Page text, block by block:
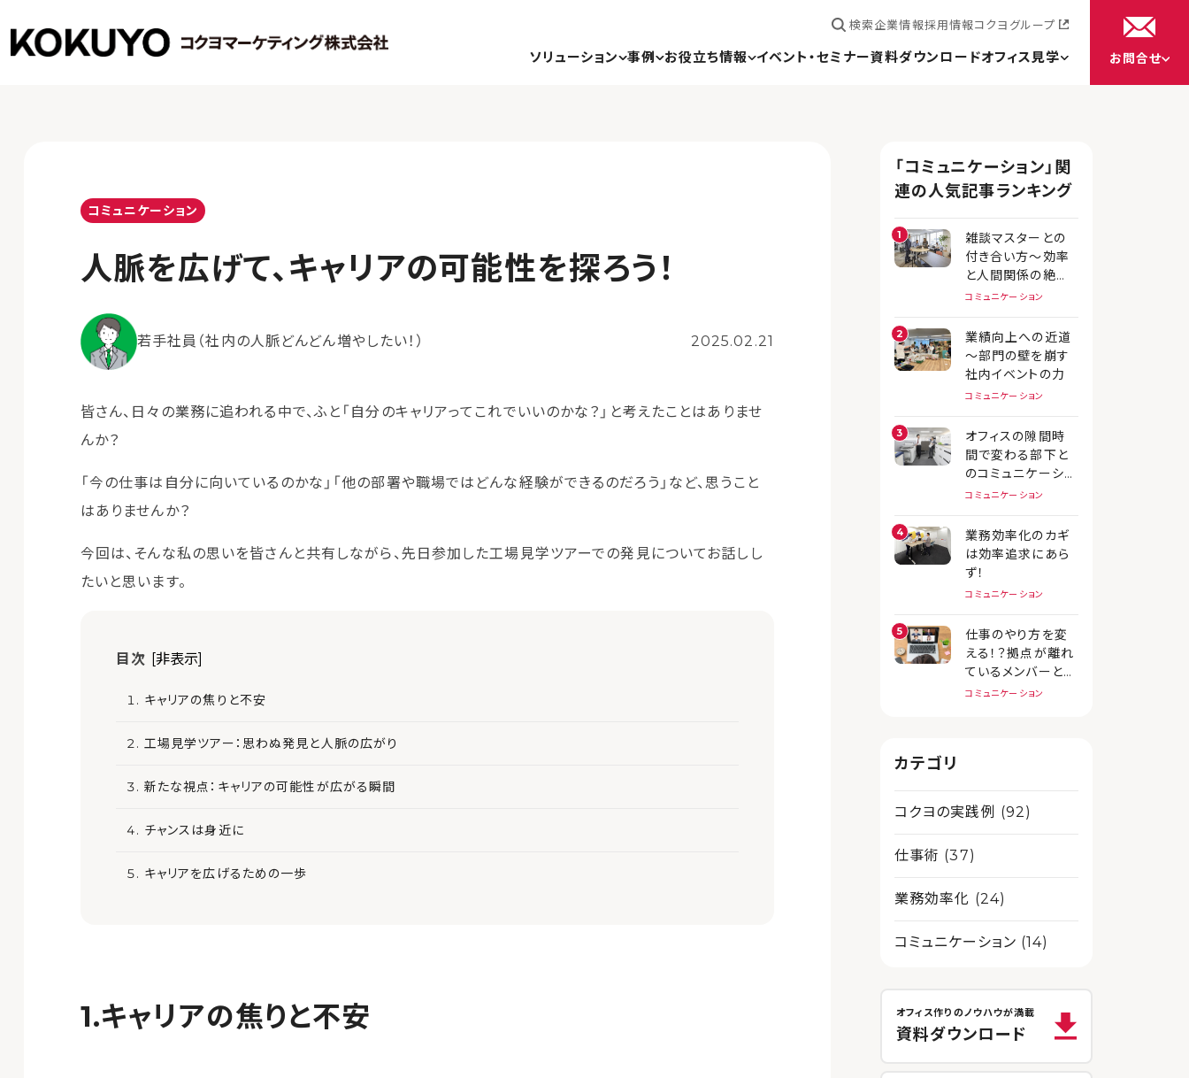
ソリューション 事例 お役立ち情報 イベント・セミナー資料ダウンロードオフィス見学
検索企業情報採用情報コクヨグループ
お問合せ
コミュニケーション
人脈を広げて、キャリアの可能性を探ろう！
若手社員（社内の人脈どんどん増やしたい！） 2025.02.21
皆さん、日々の業務に追われる中で、ふと「自分のキャリアってこれでいいのかな？」と考えたことはありませ
んか？
「今の仕事は自分に向いているのかな」「他の部署や職場ではどんな経験ができるのだろう」など、思うこと
はありませんか？
今回は、そんな私の思いを皆さんと共有しながら、先日参加した工場見学ツアーでの発見についてお話しし
たいと思います。
目次 [非表示]
キャリアの焦りと不安
工場見学ツアー：思わぬ発見と人脈の広がり
新たな視点：キャリアの可能性が広がる瞬間
チャンスは身近に
キャリアを広げるための一歩
キャリアの焦りと不安
「コミュニケーション」関
連の人気記事ランキング
雑談マスターとの
付き合い方～効率
と人間関係の絶妙
バランス術
コミュニケーション
業績向上への近道
～部門の壁を崩す
社内イベントの力
コミュニケーション
オフィスの隙間時
間で変わる部下と
のコミュニケーショ
ン
コミュニケーション
業務効率化のカギ
は効率追求にあら
ず！
コミュニケーション
仕事のやり方を変
える！？拠点が離れ
ているメンバーとの
連携
コミュニケーション
カテゴリ
コクヨの実践例 (92)
仕事術 (37)
業務効率化 (24)
コミュニケーション (14)
オフィス作りのノウハウが満載
資料ダウンロード